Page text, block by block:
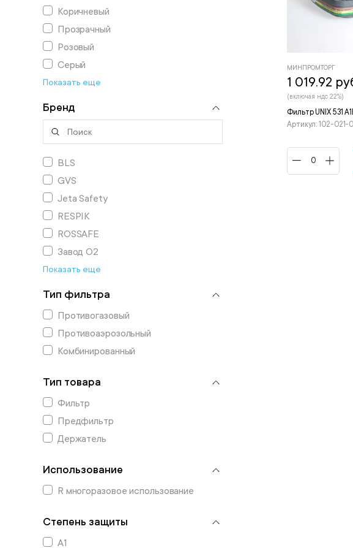
Коричневый
Прозрачный
Розовый
Серый
Показать еще
Бренд
BLS
GVS
Jeta Safety
RESPIK
ROSSAFE
Завод О2
Показать еще
Тип фильтра
Противогазовый
Противоаэрозольный
Комбинированный
Тип товара
Фильтр
Предфильтр
Держатель
Использование
R многоразовое использование
Степень защиты
А1
Фильтр UNIX 531
Артикул: 102-021-
МИНПРОМТОРГ
1 019.92
(включая ндс 22%)